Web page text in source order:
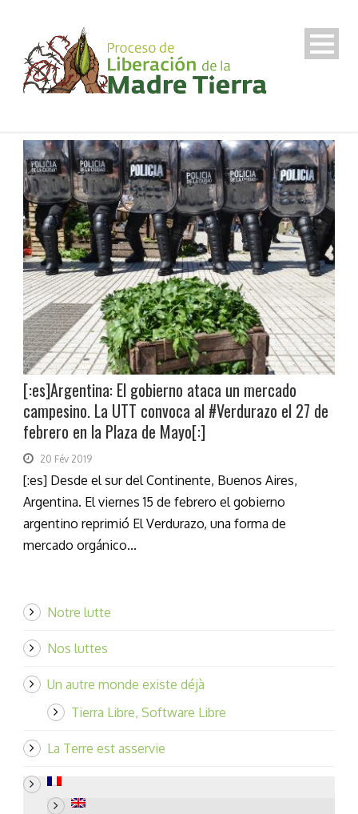
[:es]Argentina: El gobierno ataca un mercado
campesino. La UTT convoca al #Verdurazo el 27 de
febrero en la Plaza de Mayo[:]
20 Fév 2019
[:es] Desde el sur del Continente, Buenos Aires,
Argentina. El viernes 15 de febrero el gobierno
argentino reprimió El Verdurazo, una forma de
mercado orgánico...
Notre lutte
Nos luttes
Un autre monde existe déjà
Tierra Libre, Software Libre
La Terre est asservie